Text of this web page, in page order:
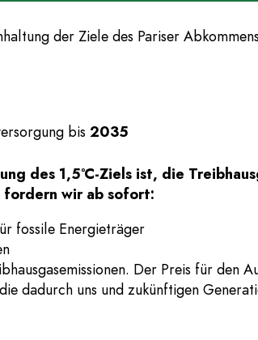
der Ziele des Pariser
bis 2035
des 1,5°C-Ziels ist, die
fordern wir ab sofort:
fossile Energieträger
Der Preis für den
dadurch uns und zukünftigen